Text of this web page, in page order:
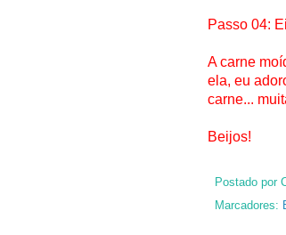
Passo 04:
A carne
ela, eu
carne...
Beijos!
Postado por
Marcadores: